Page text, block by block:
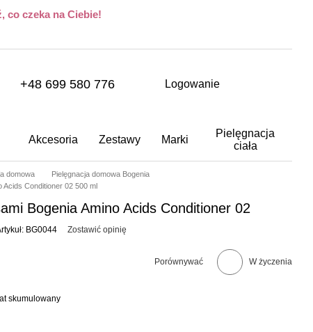
co czeka na Ciebie!
+48 699 580 776 Logowanie
Akcesoria Zestawy Marki
Pielęgnacja
ciała
domowa
Pielęgnacja domowa Bogenia
Conditioner 02 500 ml
Bogenia Amino Acids Conditioner 02
BG0044 Zostawić opinię
Porównywać W życzenia
skumulowany